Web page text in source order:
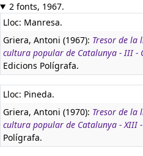
2 fonts, 1967.
Lloc: Manresa.
Griera, Antoni (1967): Tresor de la
cultura popular de Catalunya - III -
Edicions Polígrafa.
Lloc: Pineda.
Griera, Antoni (1970): Tresor de la
cultura popular de Catalunya - XIII -
Polígrafa.